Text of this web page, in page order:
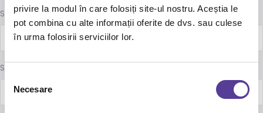
privire la modul în care folosiți site-ul nostru. Aceștia le
pot combina cu alte informații oferite de dvs. sau culese
în urma folosirii serviciilor lor.
Selecția
consimțământului
Necesare
Specialitate *
Spital / Cabinet *